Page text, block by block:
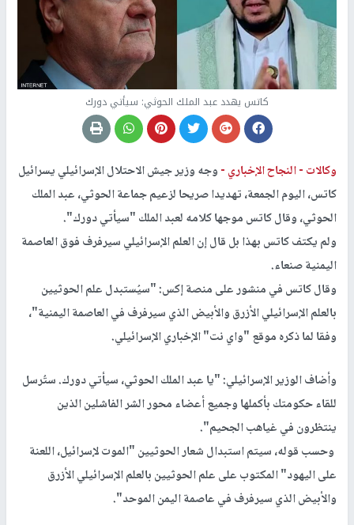
كاتس يهدد عبد الملك الحوثي: سيأتي دورك
وكالات -النجاح الإخباري -وجه وزير جيش الاحتلال الإسرائيلي يسرائيل
كاتس، اليوم الجمعة، تهديدا صريحا لزعيم جماعة الحوثي، عبد الملك
الحوثي، وقال كاتس موجها كلامه لعبد الملك "سيأتي دورك".
ولم يكتف كاتس بهذا بل قال إن العلم الإسرائيلي سيرفرف فوق العاصمة
اليمنية صنعاء.
وقال كاتس في منشور على منصة إكس: "سيُستبدل علم الحوثيين
بالعلم الإسرائيلي الأزرق والأبيض الذي سيرفرف في العاصمة اليمنية"،
وفقا لما ذكره موقع "واي نت" الإخباري الإسرائيلي.
وأضاف الوزير الإسرائيلي: "يا عبد الملك الحوثي، سيأتي دورك. ستُرسل
للقاء حكومتك بأكملها وجميع أعضاء محور الشر الفاشلين الذين
ينتظرون في غياهب الجحيم".
وحسب قوله، سيتم استبدال شعار الحوثيين "الموت لإسرائيل، اللعنة
على اليهود" المكتوب على علم الحوثيين بالعلم الإسرائيلي الأزرق
والأبيض الذي سيرفرف في عاصمة اليمن الموحد".